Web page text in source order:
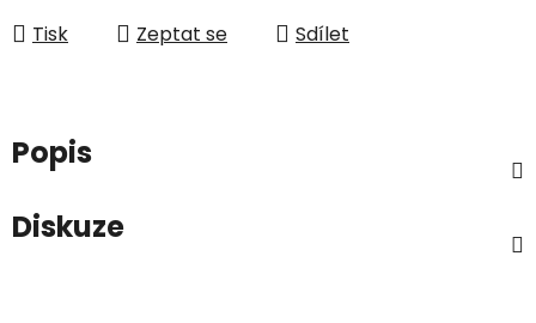
Tisk Zeptat se Sdílet
Popis
Diskuze